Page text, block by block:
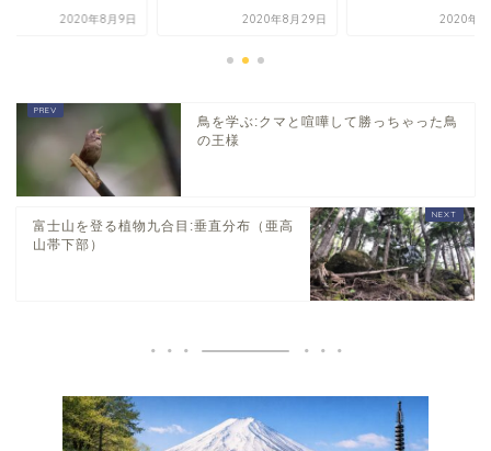
2020年8月9日 2020年8月29日 2020年8
鳥を学ぶ:クマと喧嘩して勝っちゃった鳥
の王様
富士山を登る植物九合目:垂直分布（亜高
山帯下部）